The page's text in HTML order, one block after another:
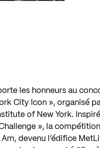
les honneurs au
City Icon », organisé
of New York.
», la
devenu l’édifice